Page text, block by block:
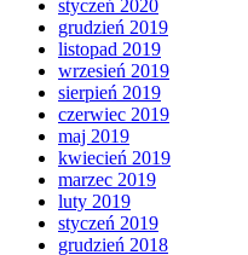
styczeń 2020
grudzień 2019
listopad 2019
wrzesień 2019
sierpień 2019
czerwiec 2019
maj 2019
kwiecień 2019
marzec 2019
luty 2019
styczeń 2019
grudzień 2018